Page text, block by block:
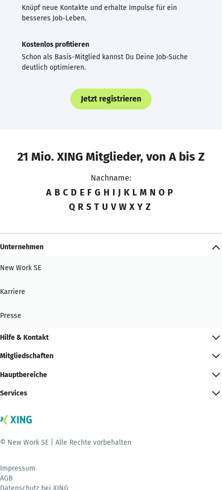
Knüpf neue Kontakte und erhalte Impulse für ein
besseres Job-Leben.
Kostenlos profitieren
Schon als Basis-Mitglied kannst Du Deine Job-Suche
deutlich optimieren.
Jetzt registrieren
21 Mio. XING Mitglieder, von A bis Z
Nachname:
A B C D E F G H I J K L M N O P
Q R S T U V W X Y Z
Unternehmen
New Work SE
Karriere
Presse
Hilfe & Kontakt
Mitgliedschaften
Hauptbereiche
Services
© New Work SE | Alle Rechte vorbehalten
Impressum
AGB
Datenschutz bei XING